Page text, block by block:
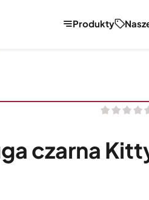
Produkty
czarna